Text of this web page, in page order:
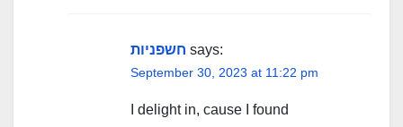
חשפניות says:
September 30, 2023 at 11:22 pm
I delight in, cause I found